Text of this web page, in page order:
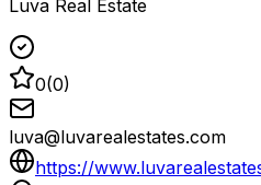
Luva Real Estate
0(0)
luva@luvarealestates.com
https://